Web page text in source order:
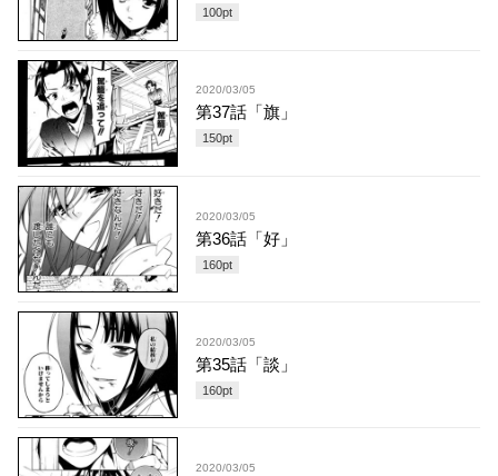
100pt
2020/03/05
第37話「旗」
150pt
2020/03/05
第36話「好」
160pt
2020/03/05
第35話「談」
160pt
2020/03/05